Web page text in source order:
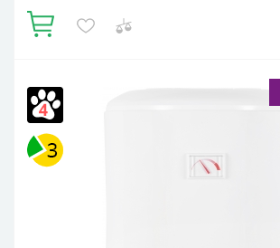
Купити
Мокрий
Тип
Електричний накопичувальний
Циліндрична